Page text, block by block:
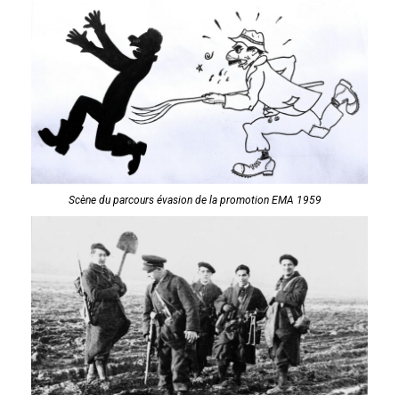
Scène du parcours évasion de la promotion EMA 1959